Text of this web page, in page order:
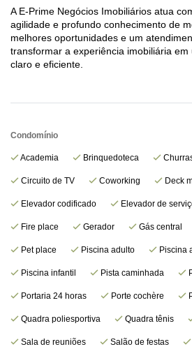
A E-Prime Negócios Imobiliários atua
agilidade e profundo conhecimento de
melhores oportunidades e um
transformar a experiência imobiliária em
claro e eficiente.
Condomínio
Academia Brinquedoteca
Circuito de TV Coworking Deck
Elevador codificado Elevador de
Fire place Gerador Gás central
Pet place Piscina adulto Piscina
Piscina infantil Pista caminhada
Portaria 24 horas Porte cochère
Quadra poliesportiva Quadra tênis
Sala de reuniões Salão de festas